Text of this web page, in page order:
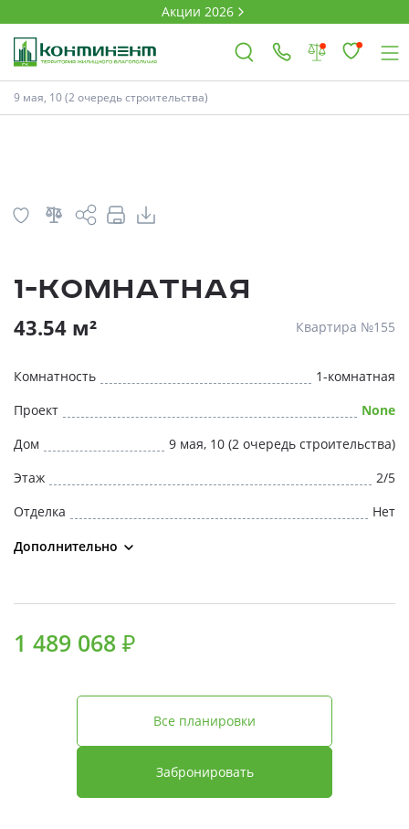
Акции 2026
Акции
Новости
Выбор недвижимости
Офис продаж
Работа
9 мая, 10 (2 очередь строительства)
1-комнатная
43.54 м² Квартира №155
Комнатность
1-комнатная
Проект
None
Дом
9 мая, 10 (2 очередь строительства)
Этаж
2/5
Отделка
Нет
Дополнительно
1 489 068 ₽
Забронировать
Все планировки
План Комнатность
* Скидки предоставляются в